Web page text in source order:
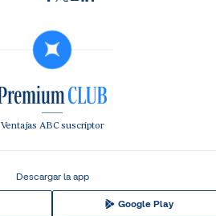
Ventajas ABC suscriptor
Descargar la app
Google Play